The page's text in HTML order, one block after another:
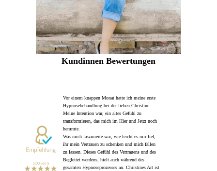
Kundinnen Bewertungen
Vor einem knappen Monat hatte ich meine erste
Hypnosebehandlung bei der lieben Christine.
Meine Intention war, ein altes Gefühl zu
transformieren, das mich im Hier und Jetzt noch
hemmte.
Was mich faszinierte war, wie leicht es mir fiel,
ihr mein Vertrauen zu schenken und mich fallen
zu lassen. Dieses Gefühl des Vertrauens und des
Begleitet werdens, hielt auch während des
gesamten Hypnoseprozesses an. Christines Art ist